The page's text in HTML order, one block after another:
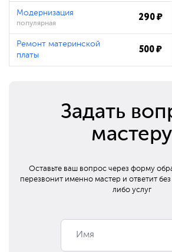
Модернизация
популярная 290 ₽
Ремонт материнской
платы
500 ₽
Задать
мастеру
Оставьте ваш вопрос через форму
перезвонит именно мастер и ответит
либо услуг